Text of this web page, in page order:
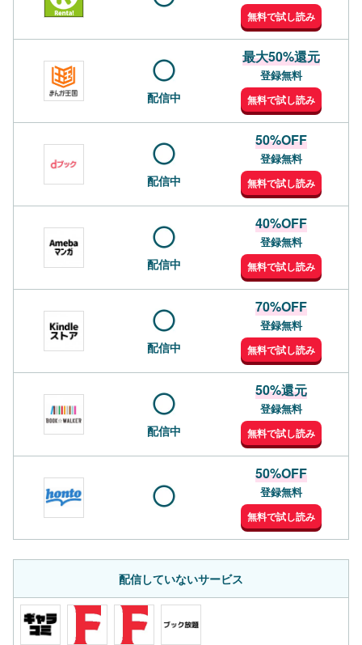
無料で試し読み
配信中
最大50%還元
登録無料
無料で試し読み
配信中
50%OFF
登録無料
無料で試し読み
配信中
40%OFF
登録無料
無料で試し読み
配信中
70%OFF
登録無料
無料で試し読み
配信中
50%還元
登録無料
無料で試し読み
50%OFF
登録無料
無料で試し読み
配信していないサービス